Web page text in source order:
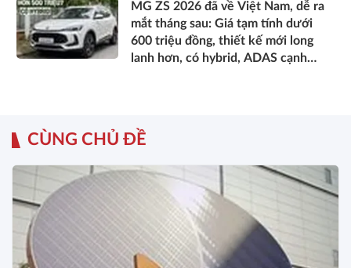
MG ZS 2026 đã về Việt Nam, dễ ra
mắt tháng sau: Giá tạm tính dưới
600 triệu đồng, thiết kế mới long
lanh hơn, có hybrid, ADAS cạnh
CÙNG CHỦ ĐỀ